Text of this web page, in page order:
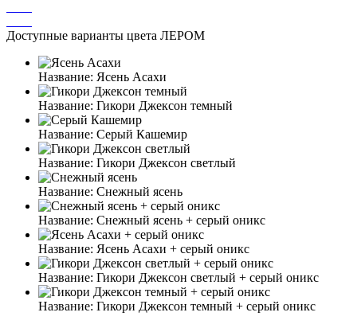
Доступные варианты цвета ЛЕРОМ
Название: Ясень Асахи
Название: Гикори Джексон темный
Название: Серый Кашемир
Название: Гикори Джексон светлый
Название: Снежный ясень
Название: Снежный ясень + серый оникс
Название: Ясень Асахи + серый оникс
Название: Гикори Джексон светлый + серый оникс
Название: Гикори Джексон темный + серый оникс